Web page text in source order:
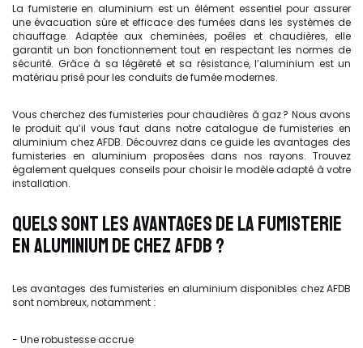
La fumisterie en aluminium est un élément essentiel pour assurer
une évacuation sûre et efficace des fumées dans les systèmes de
chauffage. Adaptée aux cheminées, poêles et chaudières, elle
garantit un bon fonctionnement tout en respectant les normes de
sécurité. Grâce à sa légèreté et sa résistance, l’aluminium est un
matériau prisé pour les conduits de fumée modernes.
Vous cherchez des fumisteries pour chaudières à gaz ? Nous avons
le produit qu’il vous faut dans notre catalogue de fumisteries en
aluminium chez AFDB. Découvrez dans ce guide les avantages des
fumisteries en aluminium proposées dans nos rayons. Trouvez
également quelques conseils pour choisir le modèle adapté à votre
installation.
QUELS SONT LES AVANTAGES DE LA FUMISTERIE
EN ALUMINIUM DE CHEZ AFDB ?
Les avantages des fumisteries en aluminium disponibles chez AFDB
sont nombreux, notamment :
- Une robustesse accrue